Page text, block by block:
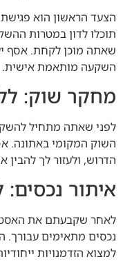
הצעד הראשון הוא פגישת
תוכלו לדון במטרות
שאתה מוכן לקחת. אסף
השקעה מותאמת אישית.
מחקר שוק:
לפני שאתה מתחיל
השוק המקומי באתונה.
הדרוש, ולעזור לך
איתור
לאחר שקבעתם את
נכסים מתאימים
למצוא הזדמנויות